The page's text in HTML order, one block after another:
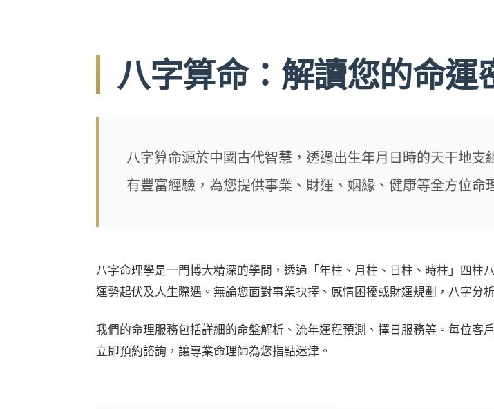
八字算命：解讀您的命運
八字算命源於中國古代智慧，透過出生年月日時的天干地
有豐富經驗，為您提供事業、財運、姻緣、健康等全方位命
八字命理學是一門博大精深的學問，透過「年柱、月柱、日柱、時柱」四柱
運勢起伏及人生際遇。無論您面對事業抉擇、感情困擾或財運規劃，八字分
我們的命理服務包括詳細的命盤解析、流年運程預測、擇日服務等。每位客
立即預約諮詢，讓專業命理師為您指點迷津。